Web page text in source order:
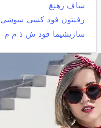
شاف زهنغ
رفنتون فود كشي سوشي
ساريشيما فود ش ذ م م